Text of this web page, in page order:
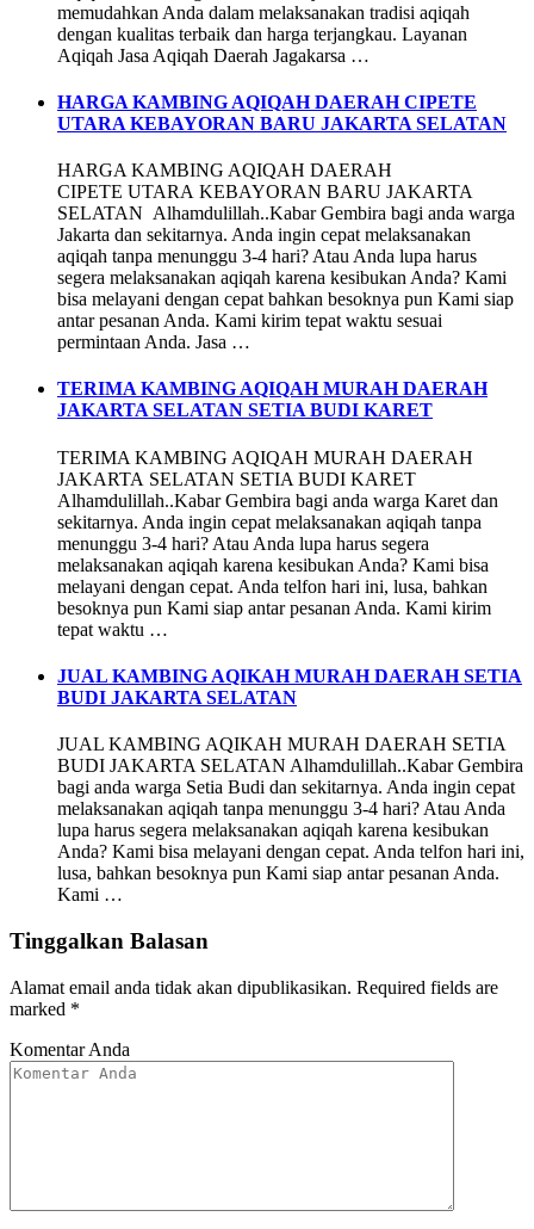
memudahkan Anda dalam melaksanakan tradisi aqiqah
dengan kualitas terbaik dan harga terjangkau. Layanan
Aqiqah Jasa Aqiqah Daerah Jagakarsa …
HARGA KAMBING AQIQAH DAERAH CIPETE
UTARA KEBAYORAN BARU JAKARTA SELATAN
HARGA KAMBING AQIQAH DAERAH
CIPETE UTARA KEBAYORAN BARU JAKARTA
SELATAN Alhamdulillah..Kabar Gembira bagi anda warga
Jakarta dan sekitarnya. Anda ingin cepat melaksanakan
aqiqah tanpa menunggu 3-4 hari? Atau Anda lupa harus
segera melaksanakan aqiqah karena kesibukan Anda? Kami
bisa melayani dengan cepat bahkan besoknya pun Kami siap
antar pesanan Anda. Kami kirim tepat waktu sesuai
permintaan Anda. Jasa …
TERIMA KAMBING AQIQAH MURAH DAERAH
JAKARTA SELATAN SETIA BUDI KARET
TERIMA KAMBING AQIQAH MURAH DAERAH
JAKARTA SELATAN SETIA BUDI KARET
Alhamdulillah..Kabar Gembira bagi anda warga Karet dan
sekitarnya. Anda ingin cepat melaksanakan aqiqah tanpa
menunggu 3-4 hari? Atau Anda lupa harus segera
melaksanakan aqiqah karena kesibukan Anda? Kami bisa
melayani dengan cepat. Anda telfon hari ini, lusa, bahkan
besoknya pun Kami siap antar pesanan Anda. Kami kirim
tepat waktu …
JUAL KAMBING AQIKAH MURAH DAERAH SETIA
BUDI JAKARTA SELATAN
JUAL KAMBING AQIKAH MURAH DAERAH SETIA
BUDI JAKARTA SELATAN Alhamdulillah..Kabar Gembira
bagi anda warga Setia Budi dan sekitarnya. Anda ingin cepat
melaksanakan aqiqah tanpa menunggu 3-4 hari? Atau Anda
lupa harus segera melaksanakan aqiqah karena kesibukan
Anda? Kami bisa melayani dengan cepat. Anda telfon hari ini,
lusa, bahkan besoknya pun Kami siap antar pesanan Anda.
Kami …
Tinggalkan Balasan
Alamat email anda tidak akan dipublikasikan. Required fields are
marked *
Komentar Anda